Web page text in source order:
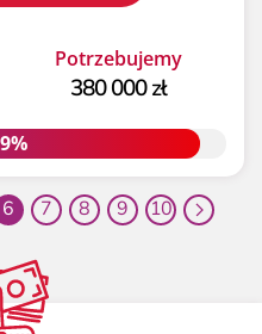
Potrzebujemy
380 000 zł
6 7 8 9 10